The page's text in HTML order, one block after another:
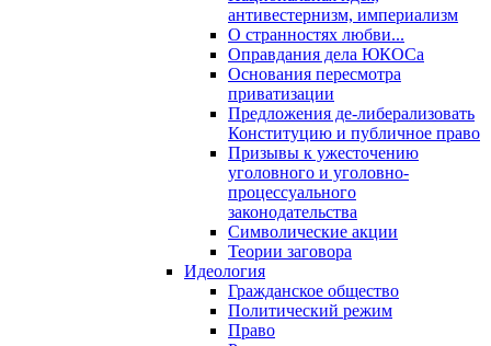
антивестернизм, империализм
О странностях любви...
Оправдания дела ЮКОСа
Основания пересмотра
приватизации
Предложения де-либерализовать
Конституцию и публичное право
Призывы к ужесточению
уголовного и уголовно-
процессуального
законодательства
Символические акции
Теории заговора
Идеология
Гражданское общество
Политический режим
Право